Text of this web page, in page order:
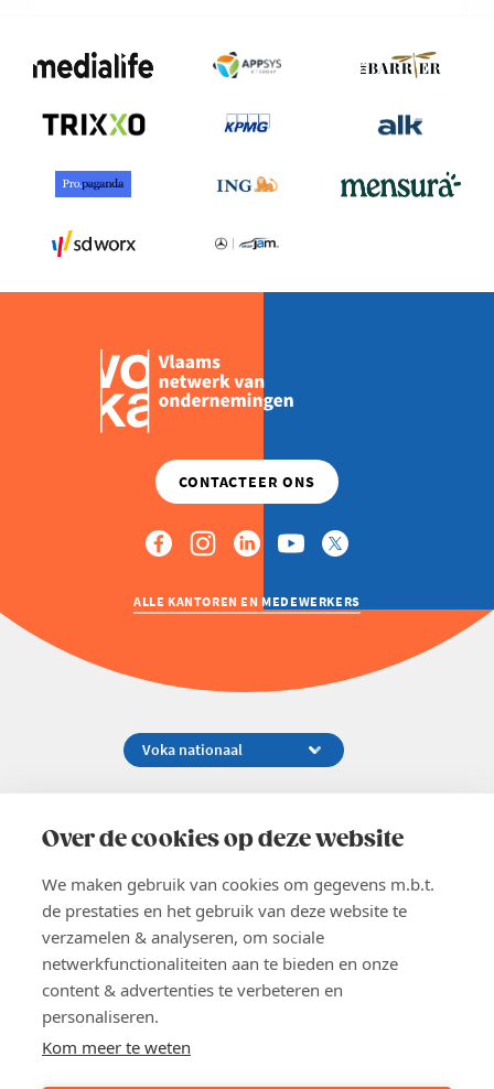
Over de cookies op deze website
We maken gebruik van cookies om gegevens m.b.t.
de prestaties en het gebruik van deze website te
verzamelen & analyseren, om sociale
netwerkfunctionaliteiten aan te bieden en onze
content & advertenties te verbeteren en
personaliseren.
Kom meer te weten
ALLE KANTOREN EN MEDEWERKERS
02 229 81 11
EN
Word lid